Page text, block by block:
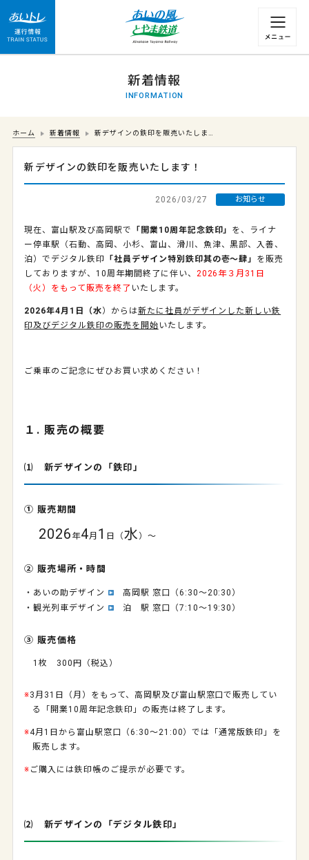
運行情報 列車の遅れ情報等についてはこちら
新着情報
INFORMATION
ホーム 新着情報 新デザインの鉄印を販売いたしま…
新デザインの鉄印を販売いたします！
2026/03/27 お知らせ
現在、富山駅及び高岡駅で 「開業10周年記念鉄印」 を、ライナ
ー停車駅（石動、高岡、小杉、富山、滑川、魚津、黒部、入善、
泊）でデジタル鉄印
「社員デザイン特別鉄印其の壱～肆」 を販売
しておりますが、10周年期間終了に伴い、 2026年３月31日
（火）をもって販売を終了 いたします。
2026年4月1日（水）からは新たに社員がデザインした新しい鉄
印及びデジタル鉄印の販売を開始 いたします。
ご乗車のご記念にぜひお買い求めください！
１. 販売の概要
⑴ 新デザインの「鉄印」
① 販売期間
2026 年4月 1 日（水 ）～
② 販売場所・時間
・あいの助デザイン
高岡駅 窓口（6:30～20:30）
・観光列車デザイン
泊 駅 窓口（7:10～19:30）
③ 販売価格
1枚 300円（税込）
※3月31日（月）をもって、高岡駅及び富山駅窓口で販売してい
る「開業10周年記念鉄印」の販売は終了します。
※4月1日から富山駅窓口（6:30～21:00）では「通常版鉄印」を
販売します。
※ ご購入には鉄印帳のご提示が必要です。
⑵ 新デザインの「デジタル鉄印」